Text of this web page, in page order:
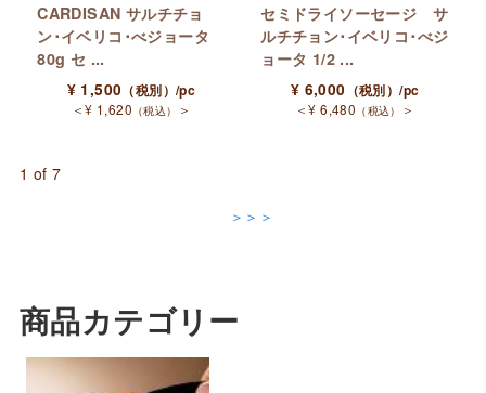
CARDISAN サルチチョ
ン･イベリコ･べジョータ
80g セ ...
¥ 1,500 （税別）/pc
＜¥ 1,620 （税込） ＞
セミドライソーセージ サ
ルチチョン･イベリコ･べジ
ョータ 1/2 ...
¥ 6,000 （税別）/pc
＜¥ 6,480 （税込） ＞
1 of 7
＞＞＞
商品カテゴリー